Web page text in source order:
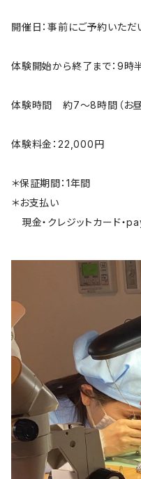
開催日：事前にご予約いた
体験開始から終了まで：9時
体験時間 約7～8時間（お昼
体験料金：22,000円
＊保証期間：1年間
＊お支払い
現金・クレジットカード・